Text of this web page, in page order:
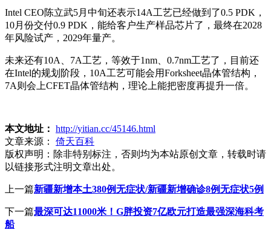
Intel CEO陈立武5月中旬还表示14A工艺已经做到了0.5 PDK，
10月份交付0.9 PDK，能给客户生产样品芯片了，最终在2028
年风险试产，2029年量产。
未来还有10A、7A工艺，等效于1nm、0.7nm工艺了，目前还
在Intel的规划阶段，10A工艺可能会用Forksheet晶体管结构，
7A则会上CFET晶体管结构，理论上能把密度再提升一倍。
本文地址： http://yitian.cc/45146.html
文章来源：
倚天百科
版权声明： 除非特别标注，否则均为本站原创文章，转载时请
以链接形式注明文章出处。
上一篇新疆新增本土380例无症状/新疆新增确诊8例无症状5例
下一篇最深可达11000米！G胖投资7亿欧元打造最强深海科考
船